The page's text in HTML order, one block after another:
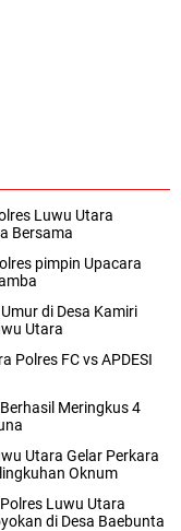
Luwu Utara
Bersama
pimpin Upacara
di Desa Kamiri
Utara
Polres FC vs APDESI
Meringkus 4
Utara Gelar Perkara
Oknum
Luwu Utara
di Desa Baebunta